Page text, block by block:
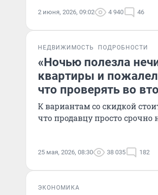
2 июня, 2026, 09:02 4 940 46
НЕДВИЖИМОСТЬ ПОДРОБНОСТИ
«Ночью полезла
квартиры и
что проверять во
К вариантам со скидкой
что продавцу просто
25 мая, 2026, 08:30 38 035 182
ЭКОНОМИКА